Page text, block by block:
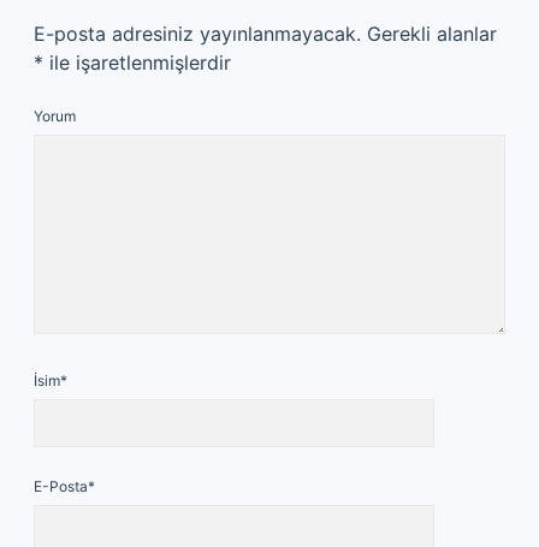
E-posta adresiniz yayınlanmayacak. Gerekli alanlar
* ile işaretlenmişlerdir
Yorum
İsim*
E-Posta*